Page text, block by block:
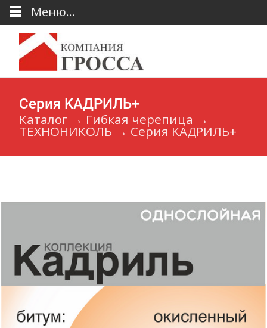
Серия KAДРИЛЬ+
Каталог → Гибкая черепица →
ТЕХНОНИКОЛЬ → Серия KAДРИЛЬ+
Меню...